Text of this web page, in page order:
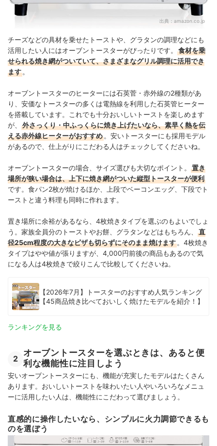
出典： amazon.co.jp
チーズなどの具材を乗せたトーストや、グラタンの調理などにも
活用したい人にはオーブントースターがぴったりです。
食材を乗
せられる焼き網がついていて、さまざまなグリル調理に活用でき
ます。
オーブントースターのヒーターには石英菅・赤外線の2種類があ
り、安価なトースターの多くは電熱線を利用した石英管ヒーター
を搭載しています。これでも十分おいしいトーストを楽しめます
が、
外さっくり・中ふっくらに焼き上げたいなら、素早く熱を伝
える赤外線ヒーターがおすすめ。安いトースターにも採用モデル
があるので、仕上がりにこだわる人はチェックしてくださいね。
オーブントースターの場合、サイズ選びも大切なポイント。
置き
場所が狭い場合は、上下に焼き網がついた縦型トースターが便利
です。食パン2枚が焼けるほか、上段でベーコンエッグ、下段でト
ーストと違う料理も同時に作れます。
置き場所に余裕があるなら、4枚焼きタイプを選ぶのもよいでしょ
う。家族全員分のトーストやお餅、グラタンなどはもちろん、
直
径25cm程度の大きなピザも切らずにそのまま焼けます。4枚焼き
タイプはやや値が張りますが、4,000円前後の商品もあるので気
になる人は4枚焼きで絞りこんで比較してくださいね。
【2026年7月】トースターのおすすめ人気ランキング
【45商品焼き比べておいしく焼けたモデルを紹介！】
ランキングを見る
2
オーブントースターを選ぶときは、あると便
利な機能性に注目しよう
安いオーブントースターにも、機能が充実したモデルはたくさん
あります。おいしいトーストを味わいたい人やいろいろなメニュ
ーに活用したい人は、機能性にこだわって選びましょう。
直感的に操作したいなら、シンプルに火力調節できるも
のを選ぼう